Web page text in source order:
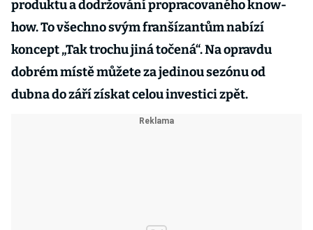
produktu a dodržování propracovaného know-
how. To všechno svým franšízantům nabízí
koncept „Tak trochu jiná točená“. Na opravdu
dobrém místě můžete za jedinou sezónu od
dubna do září získat celou investici zpět.